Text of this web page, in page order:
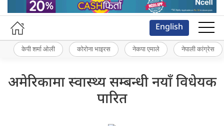
English
केपी शर्मा ओली कोरोना भाइरस नेकपा एमाले नेपाली कांग्रेस
अमेरिकामा स्वास्थ्य सम्बन्धी नयाँ विधेयक
पारित